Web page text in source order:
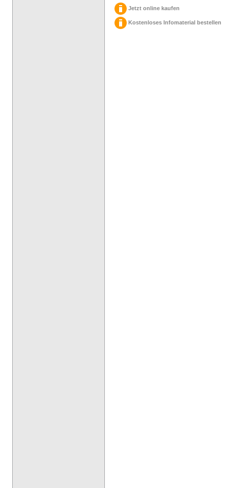
Jetzt online kaufen
Kostenloses Infomaterial bestellen